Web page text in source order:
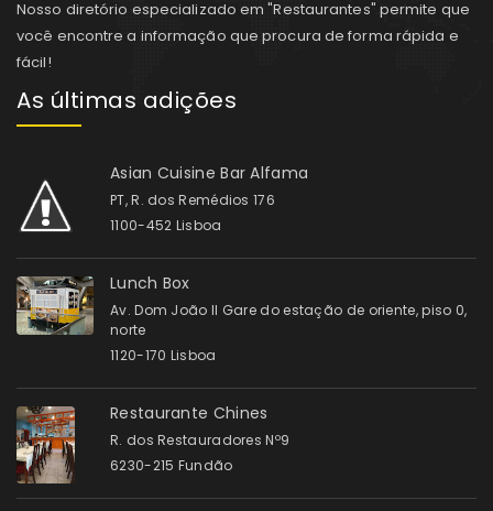
Nosso diretório especializado em "Restaurantes" permite que
você encontre a informação que procura de forma rápida e
fácil!
As últimas adições
Asian Cuisine Bar Alfama
PT, R. dos Remédios 176
1100-452 Lisboa
Lunch Box
Av. Dom João II Gare do estação de oriente, piso 0,
norte
1120-170 Lisboa
Restaurante Chines
R. dos Restauradores Nº9
6230-215 Fundão